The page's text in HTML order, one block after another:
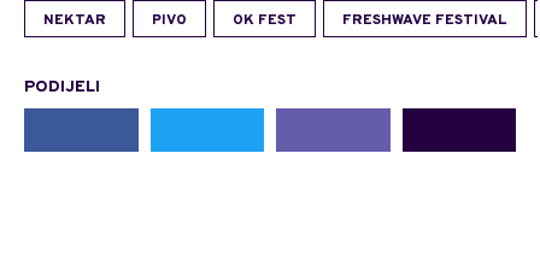
NEKTAR PIVO OK FEST FRESHWAVE FESTIVAL
PODIJELI